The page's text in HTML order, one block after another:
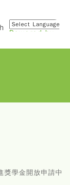
Powered by
學金開放申請中